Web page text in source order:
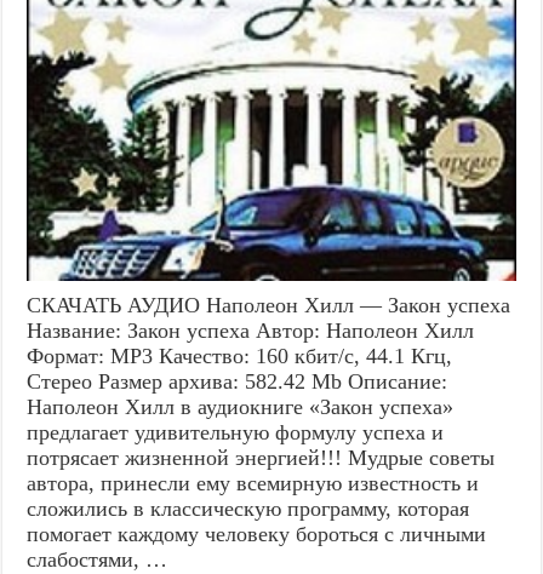
СКАЧАТЬ АУДИО Наполеон Хилл — Закон успеха
Название: Закон успеха Автор: Наполеон Хилл
Формат: MP3 Качество: 160 кбит/с, 44.1 Кгц,
Стерео Размер архива: 582.42 Mb Описание:
Наполеон Хилл в аудиокниге «Закон успеха»
предлагает удивительную формулу успеха и
потрясает жизненной энергией!!! Мудрые советы
автора, принесли ему всемирную известность и
сложились в классическую программу, которая
помогает каждому человеку бороться с личными
слабостями, …